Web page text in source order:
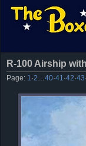
R-100 Airship
Page: 1 ·2 40·41 ·42·43·